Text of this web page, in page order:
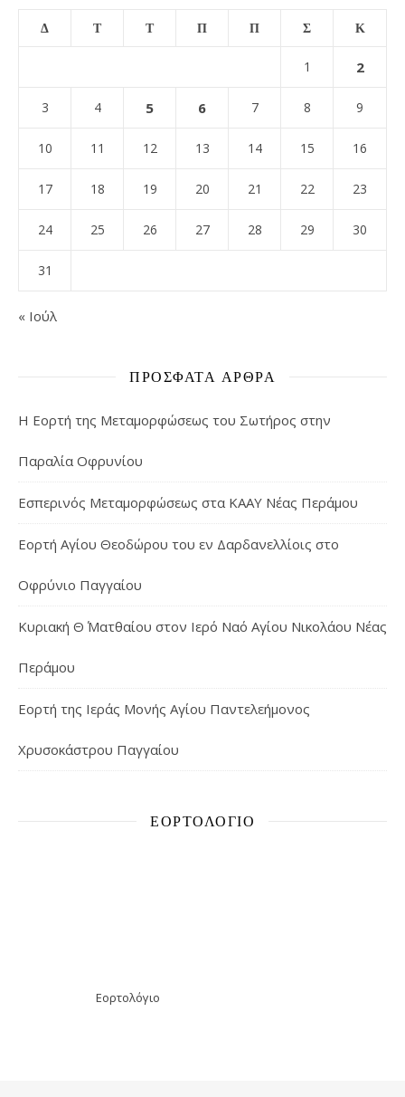
Δ Τ Τ Π Π Σ Κ
1 2
3 4 5 6 7 8 9
10 11 12 13 14 15 16
17 18 19 20 21 22 23
24 25 26 27 28 29 30
31
« Ιούλ
ΠΡΌΣΦΑΤΑ ΆΡΘΡΑ
Η Εορτή της Μεταμορφώσεως του Σωτήρος στην
Παραλία Οφρυνίου
Εσπερινός Μεταμορφώσεως στα ΚΑΑΥ Νέας Περάμου
Εορτή Αγίου Θεοδώρου του εν Δαρδανελλίοις στο
Οφρύνιο Παγγαίου
Κυριακή Θ΄ Ματθαίου στον Ιερό Ναό Αγίου Νικολάου Νέας
Περάμου
Εορτή της Ιεράς Μονής Αγίου Παντελεήμονος
Χρυσοκάστρου Παγγαίου
ΕΟΡΤΟΛΌΓΙΟ
Εορτολόγιο